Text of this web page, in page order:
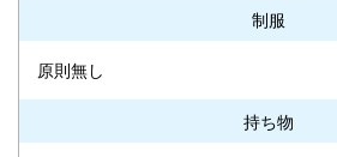
制服
原則無し
持ち物